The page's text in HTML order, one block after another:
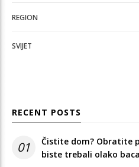
REGION
SVIJET
RECENT POSTS
01
Čistite dom? Obratite
biste trebali olako